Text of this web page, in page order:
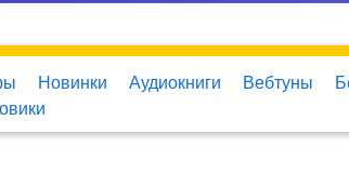
Новинки Аудиокниги Вебтуны